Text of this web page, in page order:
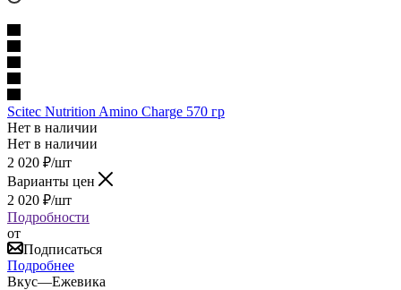
Scitec Nutrition Amino Charge 570 гр
Нет в наличии
Нет в наличии
2 020 ₽/шт
Варианты цен
2 020 ₽/шт
Подробности
от
Подписаться
Подробнее
Вкус—Ежевика